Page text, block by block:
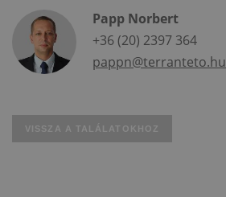
Papp Norbert
+36 (20) 2397 364
pappn@terranteto.hu
VISSZA A TALÁLATOKHOZ